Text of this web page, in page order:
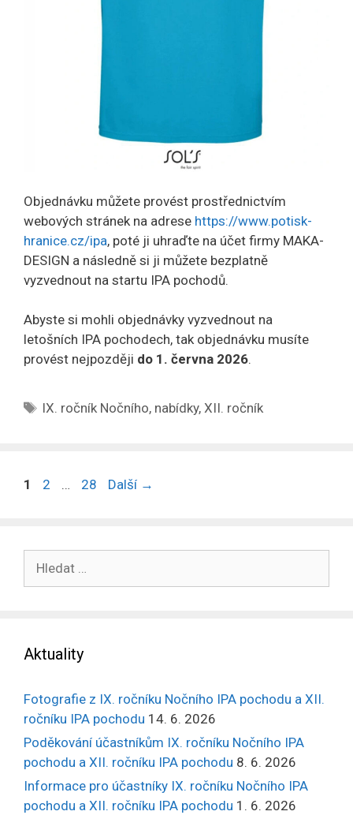
Objednávku můžete provést prostřednictvím
webových stránek na adrese https://www.potisk-
hranice.cz/ipa, poté ji uhraďte na účet firmy MAKA-
DESIGN a následně si ji můžete bezplatně
vyzvednout na startu IPA pochodů.
Abyste si mohli objednávky vyzvednout na
letošních IPA pochodech, tak objednávku musíte
provést nejpozději do 1. června 2026.
Štítky
IX. ročník Nočního, nabídky,XII. ročník
Stránka
1 Stránka
2 … Stránka
28 Další →
Aktuality
Fotografie z IX. ročníku Nočního IPA pochodu a XII.
ročníku IPA pochodu 14. 6. 2026
Poděkování účastníkům IX. ročníku Nočního IPA
pochodu a XII. ročníku IPA pochodu 8. 6. 2026
Informace pro účastníky IX. ročníku Nočního IPA
pochodu a XII. ročníku IPA pochodu 1. 6. 2026